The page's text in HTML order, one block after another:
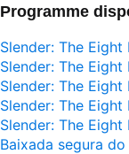
Programme
Slender: The
Slender: The
Slender: The
Slender: The
Slender: The
Baixada segura